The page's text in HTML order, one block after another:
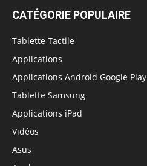
CATÉGORIE POPULAIRE
Tablette Tactile
Applications
Applications Android Google Play
Tablette Samsung
Applications iPad
Vidéos
Asus